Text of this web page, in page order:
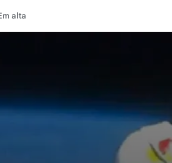
alta